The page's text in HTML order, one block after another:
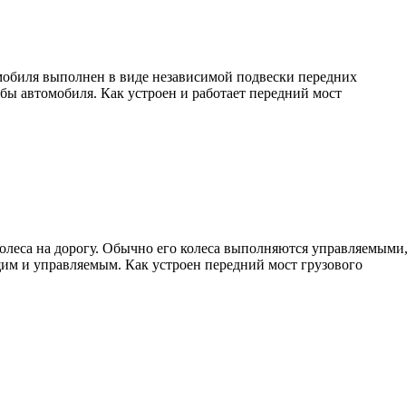
выполнен в виде независимой подвески передних
автомобиля. Как устроен и работает передний мост
на дорогу. Обычно его колеса выполняются управляемыми,
и управляемым. Как устроен передний мост грузового